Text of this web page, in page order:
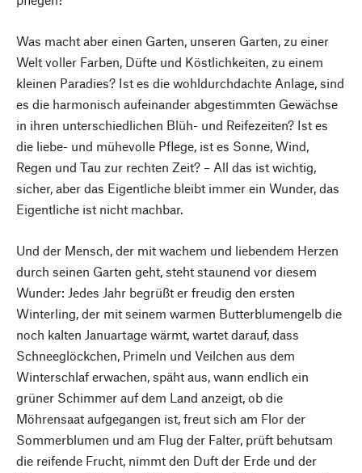
Was macht aber einen Garten, unseren Garten, zu einer
Welt voller Farben, Düfte und Köstlichkeiten, zu einem
kleinen Paradies? Ist es die wohldurchdachte Anlage, sind
es die harmonisch aufeinander abgestimmten Gewächse
in ihren unterschiedlichen Blüh- und Reifezeiten? Ist es
die liebe- und mühevolle Pflege, ist es Sonne, Wind,
Regen und Tau zur rechten Zeit? – All das ist wichtig,
sicher, aber das Eigentliche bleibt immer ein Wunder, das
Eigentliche ist nicht machbar.
Und der Mensch, der mit wachem und liebendem Herzen
durch seinen Garten geht, steht staunend vor diesem
Wunder: Jedes Jahr begrüßt er freudig den ersten
Winterling, der mit seinem warmen Butterblumengelb die
noch kalten Januartage wärmt, wartet darauf, dass
Schneeglöckchen, Primeln und Veilchen aus dem
Winterschlaf erwachen, späht aus, wann endlich ein
grüner Schimmer auf dem Land anzeigt, ob die
Möhrensaat aufgegangen ist, freut sich am Flor der
Sommerblumen und am Flug der Falter, prüft behutsam
die reifende Frucht, nimmt den Duft der Erde und der